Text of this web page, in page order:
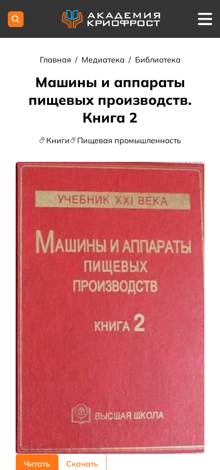
Главная / Медиатека / Библиотека
Машины и аппараты
пищевых производств.
Книга 2
Книги Пищевая промышленность
Читать Скачать